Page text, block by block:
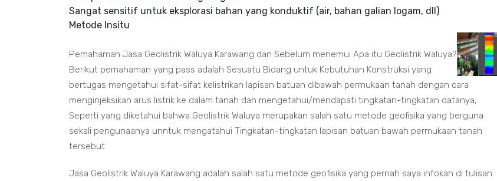
Sangat sensitif untuk eksplorasi bahan yang konduktif (air, bahan galian logam, dll)
Metode Insitu
Pemahaman Jasa Geolistrik Waluya Karawang dan Sebelum menemui Apa itu Geolistrik Waluya?
Berikut pemahaman yang pass adalah Sesuatu Bidang untuk Kebutuhan Konstruksi yang
bertugas mengetahui sifat-sifat kelistrikan lapisan batuan dibawah permukaan tanah dengan cara
menginjeksikan arus listrik ke dalam tanah dan mengetahui/mendapati tingkatan-tingkatan datanya,
Seperti yang diketahui bahwa Geolistrik Waluya merupakan salah satu metode geofisika yang berguna
sekali pengunaanya unntuk mengatahui Tingkatan-tingkatan lapisan batuan bawah permukaan tanah
tersebut.
Jasa Geolistrik Waluya Karawang adalah salah satu metode geofisika yang pernah saya infokan di tulisan